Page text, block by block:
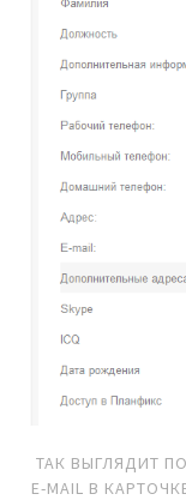
ТАК ВЫГЛЯДИТ
E-MAIL В